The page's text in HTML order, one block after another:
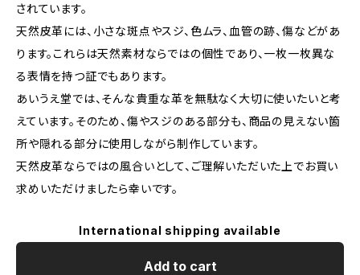
されています。
天然皮革には、小さな斑点やスジ、色ムラ、血管の跡、傷などがあ
ります。これらは天然素材ならではの個性であり、一枚一枚異な
る表情を持つ証でもあります。
あいうえ堂では、そんな貴重な革を無駄なく大切に使いたいと考
えています。そのため、傷やスジのある部分も、商品の見えない箇
所や隠れる部分に使用しながら制作しています。
天然皮革ならではの風合いとして、ご理解いただいた上でお買い
求めいただけましたら幸いです。
International shipping available
Add to cart